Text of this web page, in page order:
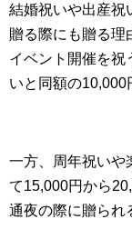
結婚祝いや出産祝
贈る際にも贈る理
イベント開催を祝
いと同額の10,000
一方、周年祝いや
て15,000円から
通夜の際に贈られ